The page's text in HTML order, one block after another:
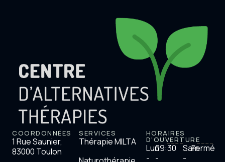
COORDONNÉES
1 Rue Saunier,
83000 Toulon
SERVICES
Thérapie MILTA
HORAIRES
D'OUVERTURE
Lun
-
09:30
-
Sam
-
Fermé